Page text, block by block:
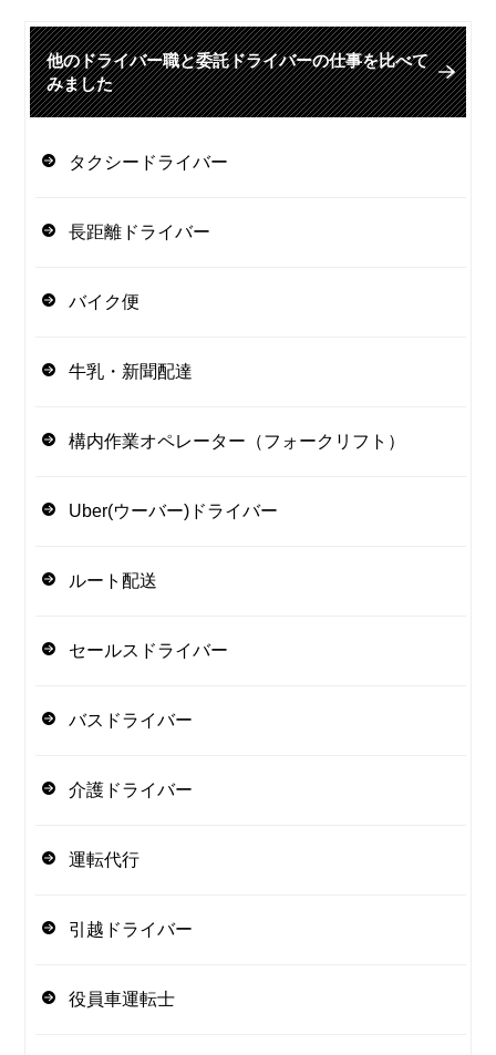
他のドライバー職と委託ドライバーの仕事を比べて
みました
タクシードライバー
長距離ドライバー
バイク便
牛乳・新聞配達
構内作業オペレーター（フォークリフト）
Uber(ウーバー)ドライバー
ルート配送
セールスドライバー
バスドライバー
介護ドライバー
運転代行
引越ドライバー
役員車運転士